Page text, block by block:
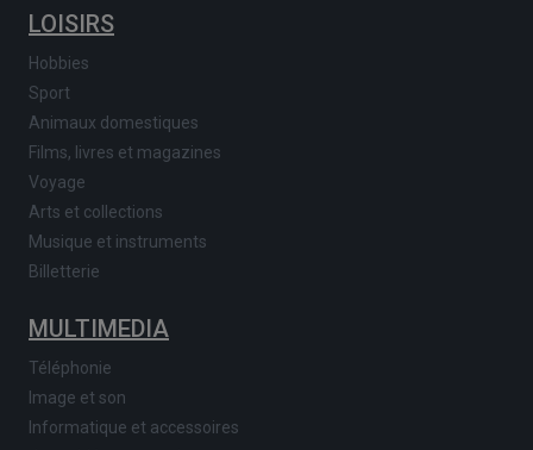
LOISIRS
Hobbies
Sport
Animaux domestiques
Films, livres et magazines
Voyage
Arts et collections
Musique et instruments
Billetterie
MULTIMEDIA
Téléphonie
Image et son
Informatique et accessoires